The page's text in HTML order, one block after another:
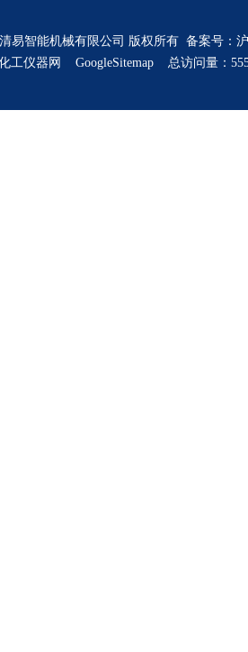
易智能机械有限公司 版权所有 备案号：
工仪器网 GoogleSitemap 总访问量：